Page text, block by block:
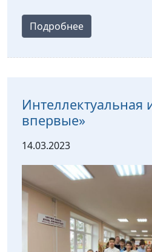
Подробнее
Интеллектуальная
впервые»
14.03.2023